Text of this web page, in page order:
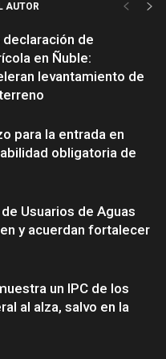
AUTOR
de
en Ñuble:
levantamiento de
para la entrada en
obligatoria de
Usuarios de Aguas
y acuerdan fortalecer
un IPC de los
al alza, salvo en la